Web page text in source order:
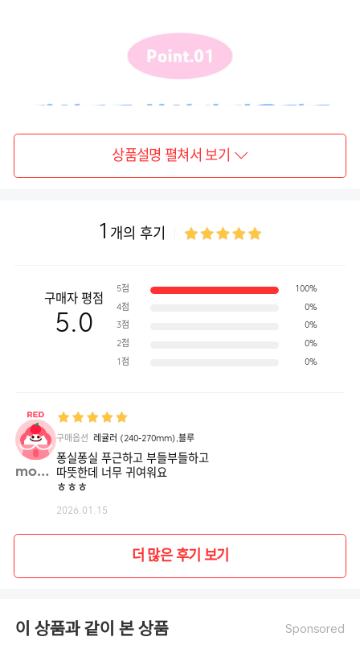
상품설명 펼쳐서 보기
1 개의 후기
구매자 평점
5.0
5점 100%
4점 0%
3점 0%
2점 0%
1점 0%
momo**
구매옵션 레귤러 (240-270mm),블루
퐁실퐁실 푸근하고 부들부들하고
따뜻한데 너무 귀여워요
ㅎㅎㅎ
2026.01.15
더 많은 후기 보기
이 상품과 같이 본 상품 Sponsored